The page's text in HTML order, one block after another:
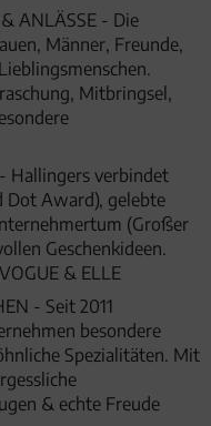
& ANLÄSSE - Die
Männer, Freunde,
Mitbringsel,
- Hallingers verbindet
Dot Award), gelebte
(Großer
Geschenkideen.
& ELLE
- Seit 2011
besondere
Spezialitäten. Mit
& echte Freude